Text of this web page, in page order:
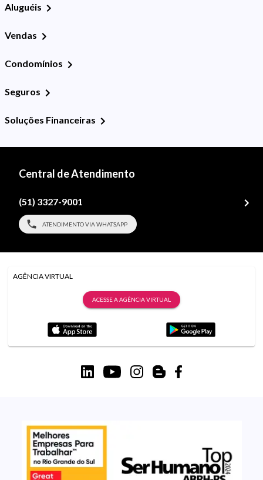
Aluguéis
Vendas
Condomínios
Seguros
Soluções Financeiras
Central de Atendimento
(51) 3327-9001
ATENDIMENTO VIA WHATSAPP
AGÊNCIA VIRTUAL
ACESSE A AGÊNCIA VIRTUAL